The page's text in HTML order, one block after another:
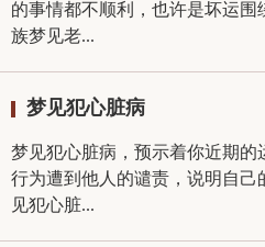
的事情都不顺利，也许是坏运围
族梦见老...
梦见犯心脏病
梦见犯心脏病，预示着你近期
行为遭到他人的谴责，说明自
见犯心脏...